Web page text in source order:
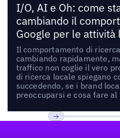
I/O, AI e Oh: come
cambiando il
Google per le attività
Il comportamento di
cambiando rapidamente,
traffico non coglie il vero
di ricerca locale spiegano
succedendo, se i brand
preoccuparsi e cosa fare al